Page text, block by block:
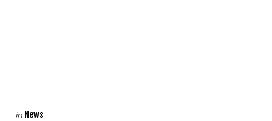
Categories
Posted
in News